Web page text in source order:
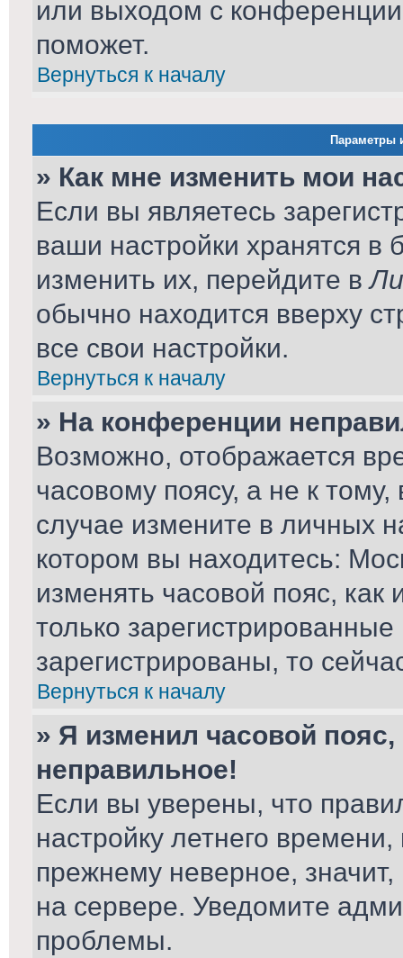
или выходом с
поможет.
Вернуться к началу
Параметры
» Как мне изменить мои
Если вы являетесь
ваши настройки хранятся
изменить их, перейдите в
обычно находится вверху
все свои настройки.
Вернуться к началу
» На конференции
Возможно, отображается
часовому поясу, а не к
случае измените в личных
котором вы находитесь:
изменять часовой пояс, как
только
зарегистрированы, то
Вернуться к началу
» Я изменил часовой
неправильное!
Если вы уверены, что
настройку летнего
прежнему неверное,
на сервере. Уведомите
проблемы.